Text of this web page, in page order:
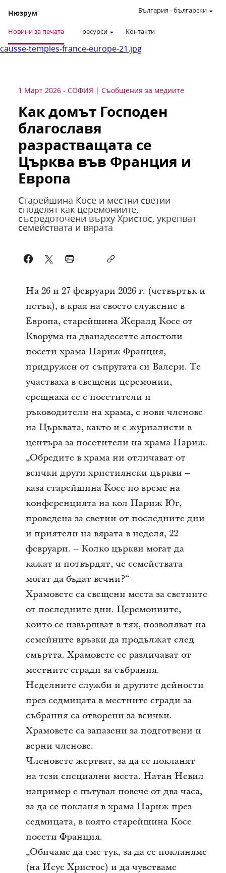
Нюзрум
Новини за печата ресурси Контакти
България -български
causse-temples-france-europe-21.jpg
1 Март 2026 - СОФИЯ Съобщения за медиите
Как домът Господен
благославя
разрастващата се
Църква във Франция и
Европа
Старейшина Косе и местни светии
споделят как церемониите,
съсредоточени върху Христос, укрепват
семействата и вярата
На 26 и 27 февруари 2026 г. (четвъртък и
петък), в края на своето служение в
Европа, старейшина Жералд Косе от
Кворума на дванадесетте апостоли
посети храма Париж Франция,
придружен от съпругата си Валери. Те
участваха в свещени церемонии,
срещнаха се с посетители и
ръководители на храма, с нови членове
на Църквата, както и с журналисти в
центъра за посетители на храма Париж.
„Обредите в храма ни отличават от
всички други християнски църкви –
каза старейшина Косе по време на
конференцията на кол Париж Юг,
проведена за светии от последните дни
и приятели на вярата в неделя, 22
февруари. – Колко църкви могат да
кажат и потвърдят, че семействата
могат да бъдат вечни?“
Храмовете са свещени места за светиите
от последните дни. Церемониите,
които се извършват в тях, позволяват на
семейните връзки да продължат след
смъртта. Храмовете се различават от
местните сгради за събрания.
Неделните служби и другите дейности
през седмицата в местните сгради за
събрания са отворени за всички.
Храмовете са запазени за подготвени и
верни членове.
Членовете жертват, за да се покланят
на тези специални места. Натан Невил
например е пътувал повече от два часа,
за да се покланя в храма Париж през
седмицата, в която старейшина Косе
посети Франция.
„Обичаме да сме тук, за да се покланяме
(на Исус Христос) и да чувстваме